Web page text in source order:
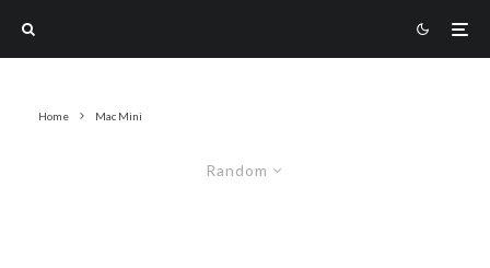
Home Mac Mini
Random